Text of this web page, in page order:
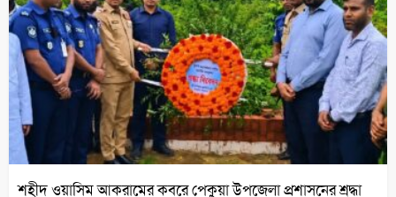
শহীদ ওয়াসিম আকরামের কবরে পেকুয়া উপজেলা প্রশাসনের শ্রদ্ধা